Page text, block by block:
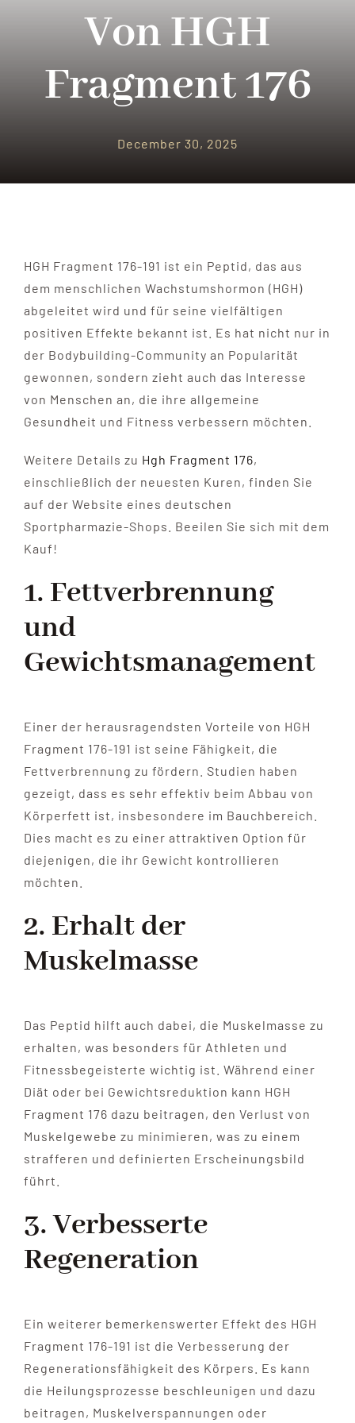
Von HGH
Fragment 176
December 30, 2025
HGH Fragment 176-191 ist ein Peptid, das aus
dem menschlichen Wachstumshormon (HGH)
abgeleitet wird und für seine vielfältigen
positiven Effekte bekannt ist. Es hat nicht nur in
der Bodybuilding-Community an Popularität
gewonnen, sondern zieht auch das Interesse
von Menschen an, die ihre allgemeine
Gesundheit und Fitness verbessern möchten.
Weitere Details zu Hgh Fragment 176,
einschließlich der neuesten Kuren, finden Sie
auf der Website eines deutschen
Sportpharmazie-Shops. Beeilen Sie sich mit dem
Kauf!
1. Fettverbrennung
und
Gewichtsmanagement
Einer der herausragendsten Vorteile von HGH
Fragment 176-191 ist seine Fähigkeit, die
Fettverbrennung zu fördern. Studien haben
gezeigt, dass es sehr effektiv beim Abbau von
Körperfett ist, insbesondere im Bauchbereich.
Dies macht es zu einer attraktiven Option für
diejenigen, die ihr Gewicht kontrollieren
möchten.
2. Erhalt der
Muskelmasse
Das Peptid hilft auch dabei, die Muskelmasse zu
erhalten, was besonders für Athleten und
Fitnessbegeisterte wichtig ist. Während einer
Diät oder bei Gewichtsreduktion kann HGH
Fragment 176 dazu beitragen, den Verlust von
Muskelgewebe zu minimieren, was zu einem
strafferen und definierten Erscheinungsbild
führt.
3. Verbesserte
Regeneration
Ein weiterer bemerkenswerter Effekt des HGH
Fragment 176-191 ist die Verbesserung der
Regenerationsfähigkeit des Körpers. Es kann
die Heilungsprozesse beschleunigen und dazu
beitragen, Muskelverspannungen oder